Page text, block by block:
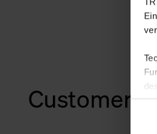
Customers